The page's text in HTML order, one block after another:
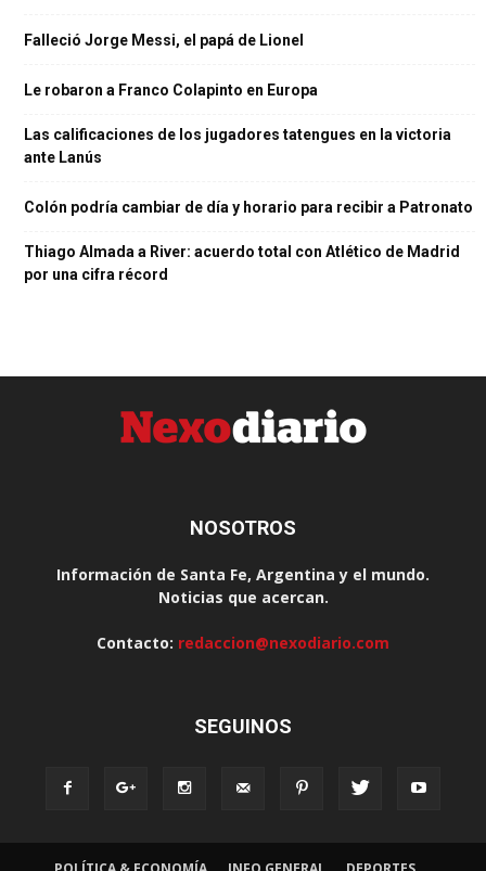
Falleció Jorge Messi, el papá de Lionel
Le robaron a Franco Colapinto en Europa
Las calificaciones de los jugadores tatengues en la victoria
ante Lanús
Colón podría cambiar de día y horario para recibir a Patronato
Thiago Almada a River: acuerdo total con Atlético de Madrid
por una cifra récord
NOSOTROS
Información de Santa Fe, Argentina y el mundo.
Noticias que acercan.
Contacto: redaccion@nexodiario.com
SEGUINOS